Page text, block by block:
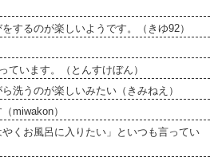
するのが楽しいようです。（きゆ92）
ています。（とんすけぼん）
洗うのが楽しいみたい（きみねえ）
miwakon）
くお風呂に入りたい」といつも言ってい